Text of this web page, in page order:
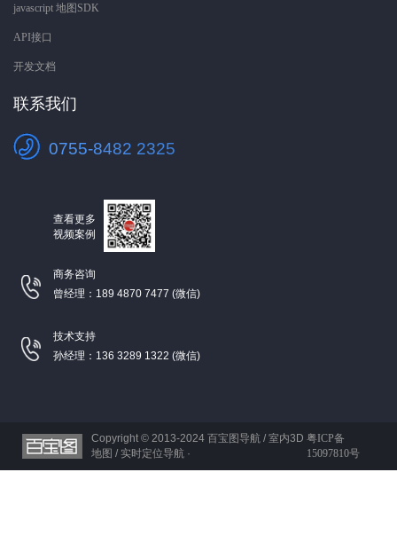
javascript 地图SDK
API接口
开发文档
联系我们
0755-8482 2325
查看更多
视频案例
商务咨询
曾经理：189 4870 7477 (微信)
技术支持
孙经理：136 3289 1322 (微信)
Copyright © 2013-2024 百宝图导航 / 室内3D
地图 / 实时定位导航 ·
粤ICP备
15097810号